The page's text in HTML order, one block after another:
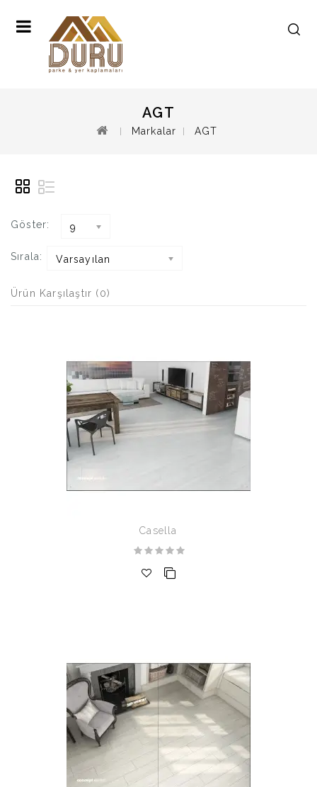
AGT
Markalar AGT
Göster: 9
Sırala: Varsayılan
Ürün Karşılaştır (0)
Casella